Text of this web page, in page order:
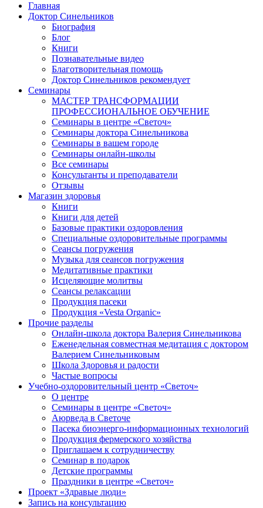
Главная
Доктор Синельников
Биография
Блог
Книги
Познавательные видео
Благотворительная помощь
Доктор Синельников рекомендует
Семинары
МАСТЕР ТРАНСФОРМАЦИИ
ПРОФЕССИОНАЛЬНОЕ ОБУЧЕНИЕ
Семинары в центре «Светоч»
Семинары доктора Синельникова
Семинары в вашем городе
Семинары онлайн-школы
Все семинары
Консультанты и преподаватели
Отзывы
Магазин здоровья
Книги
Книги для детей
Базовые практики оздоровления
Специальные оздоровительные программы
Сеансы погружения
Музыка для сеансов погружения
Медитативные практики
Исцеляющие молитвы
Сеансы релаксации
Продукция пасеки
Продукция «Vesta Organic»
Прочие разделы
Онлайн-школа доктора Валерия Синельникова
Еженедельная совместная медитация с доктором
Валерием Синельниковым
Школа Здоровья и радости
Частые вопросы
Учебно-оздоровительный центр «Светоч»
О центре
Семинары в центре «Светоч»
Аюрведа в Светоче
Пасека биоэнерго-информационных технологий
Продукция фермерского хозяйства
Приглашаем к сотрудничеству
Семинар в подарок
Детские программы
Праздники в центре «Светоч»
Проект «Здравые люди»
Запись на консультацию